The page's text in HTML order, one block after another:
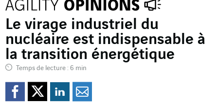
Le virage industriel du
nucléaire est indispensable à
la transition énergétique
Temps de lecture : 6 min
Partager sur Facebook
Partager sur Twitter
Partager sur